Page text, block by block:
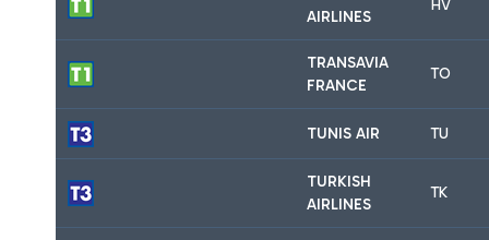
AIRLINES
HV
TRANSAVIA
FRANCE
TO
TUNIS AIR TU
TURKISH
AIRLINES
TK